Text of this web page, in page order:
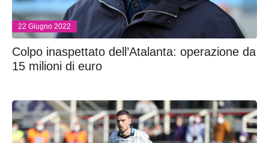
22 Giugno 2022
Colpo inaspettato dell’Atalanta: operazione da
15 milioni di euro